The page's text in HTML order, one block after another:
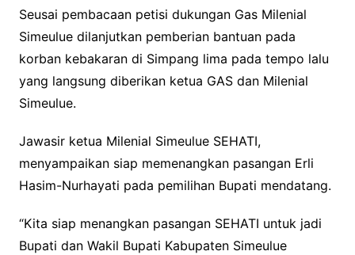
Seusai pembacaan petisi dukungan Gas Milenial
Simeulue dilanjutkan pemberian bantuan pada
korban kebakaran di Simpang lima pada tempo lalu
yang langsung diberikan ketua GAS dan Milenial
Simeulue.
Jawasir ketua Milenial Simeulue SEHATI,
menyampaikan siap memenangkan pasangan Erli
Hasim-Nurhayati pada pemilihan Bupati mendatang.
“Kita siap menangkan pasangan SEHATI untuk jadi
Bupati dan Wakil Bupati Kabupaten Simeulue